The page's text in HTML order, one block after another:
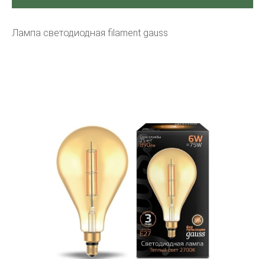
Лампа светодиодная filament gauss